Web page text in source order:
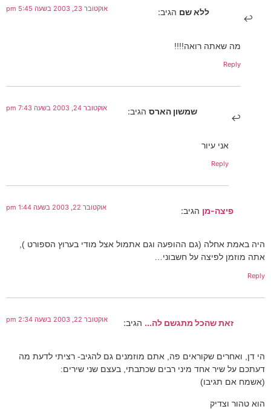
ללא שם הגיב: אוקטובר 23, 2003 בשעה 5:45 pm
מה שאתה רואה!!!!
Reply
שמשון הארס הגיב: אוקטובר 24, 2003 בשעה 7:43 pm
אני עיור
Reply
פיצה-מן הגיב: אוקטובר 22, 2003 בשעה 1:44 pm
היה באמת אחלה (גם ההופעה וגם אתמול אצל מודי בערוץ הספורט ),
אתה מוזמן לפיצה על חשבוני…
Reply
זאת שהכל מתגשם לה... הגיב: אוקטובר 22, 2003 בשעה 2:34 pm
הי דן, ואחרים שקוראים פה, אתם מוזמנים גם להגיב- רציתי לדעת מה
דעתכם על שיר אחד מיני רבים שכתבתי, בעצם שני שירים:
(אשמח אם תגיבו)
הוא טהור וצדיק